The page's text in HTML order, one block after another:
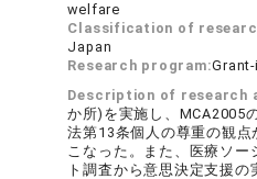
welfare
Classification of
Japan
Research program:
Description of research
か所)を実施し、MCA2005
法第13条個人の尊重の観
こなった。また、医療ソー
ト調査から意思決定支援の